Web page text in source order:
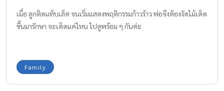
เมื่อ ลูกติดแท็บเล็ต จนเริ่มแสดงพฤติกรรมก้าวร้าว พ่อจึงต้องงัดไม้เด็ด
ขึ้นมารักษา จะเด็ดแค่ไหน ไปดูพร้อม ๆ กันค่ะ
Family